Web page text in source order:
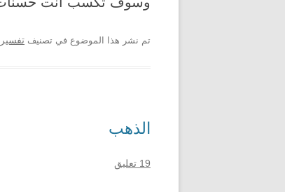
تم نشر هذا الموضوع في تصنيف تفسير
الذهب
19 تعليق